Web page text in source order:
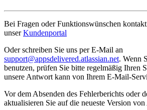
Bei Fragen oder Funktionswünschen
unserKundenportal
Oder schreiben Sie uns per E-Mail an
support@appsdelivered.atlassian.net. Wenn
benutzen, prüfen Sie bitte regelmäßig Ihren
unsere Antwort kann von Ihrem E-Mail-
Vor dem Absenden des Fehlerberichts oder
aktualisieren Sie auf die neueste Version